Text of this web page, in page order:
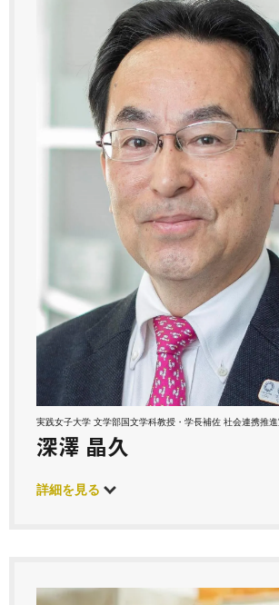
実践女子大学 文学部国文学科教授・学長補佐 社会連携推
深澤 晶久
詳細を見る